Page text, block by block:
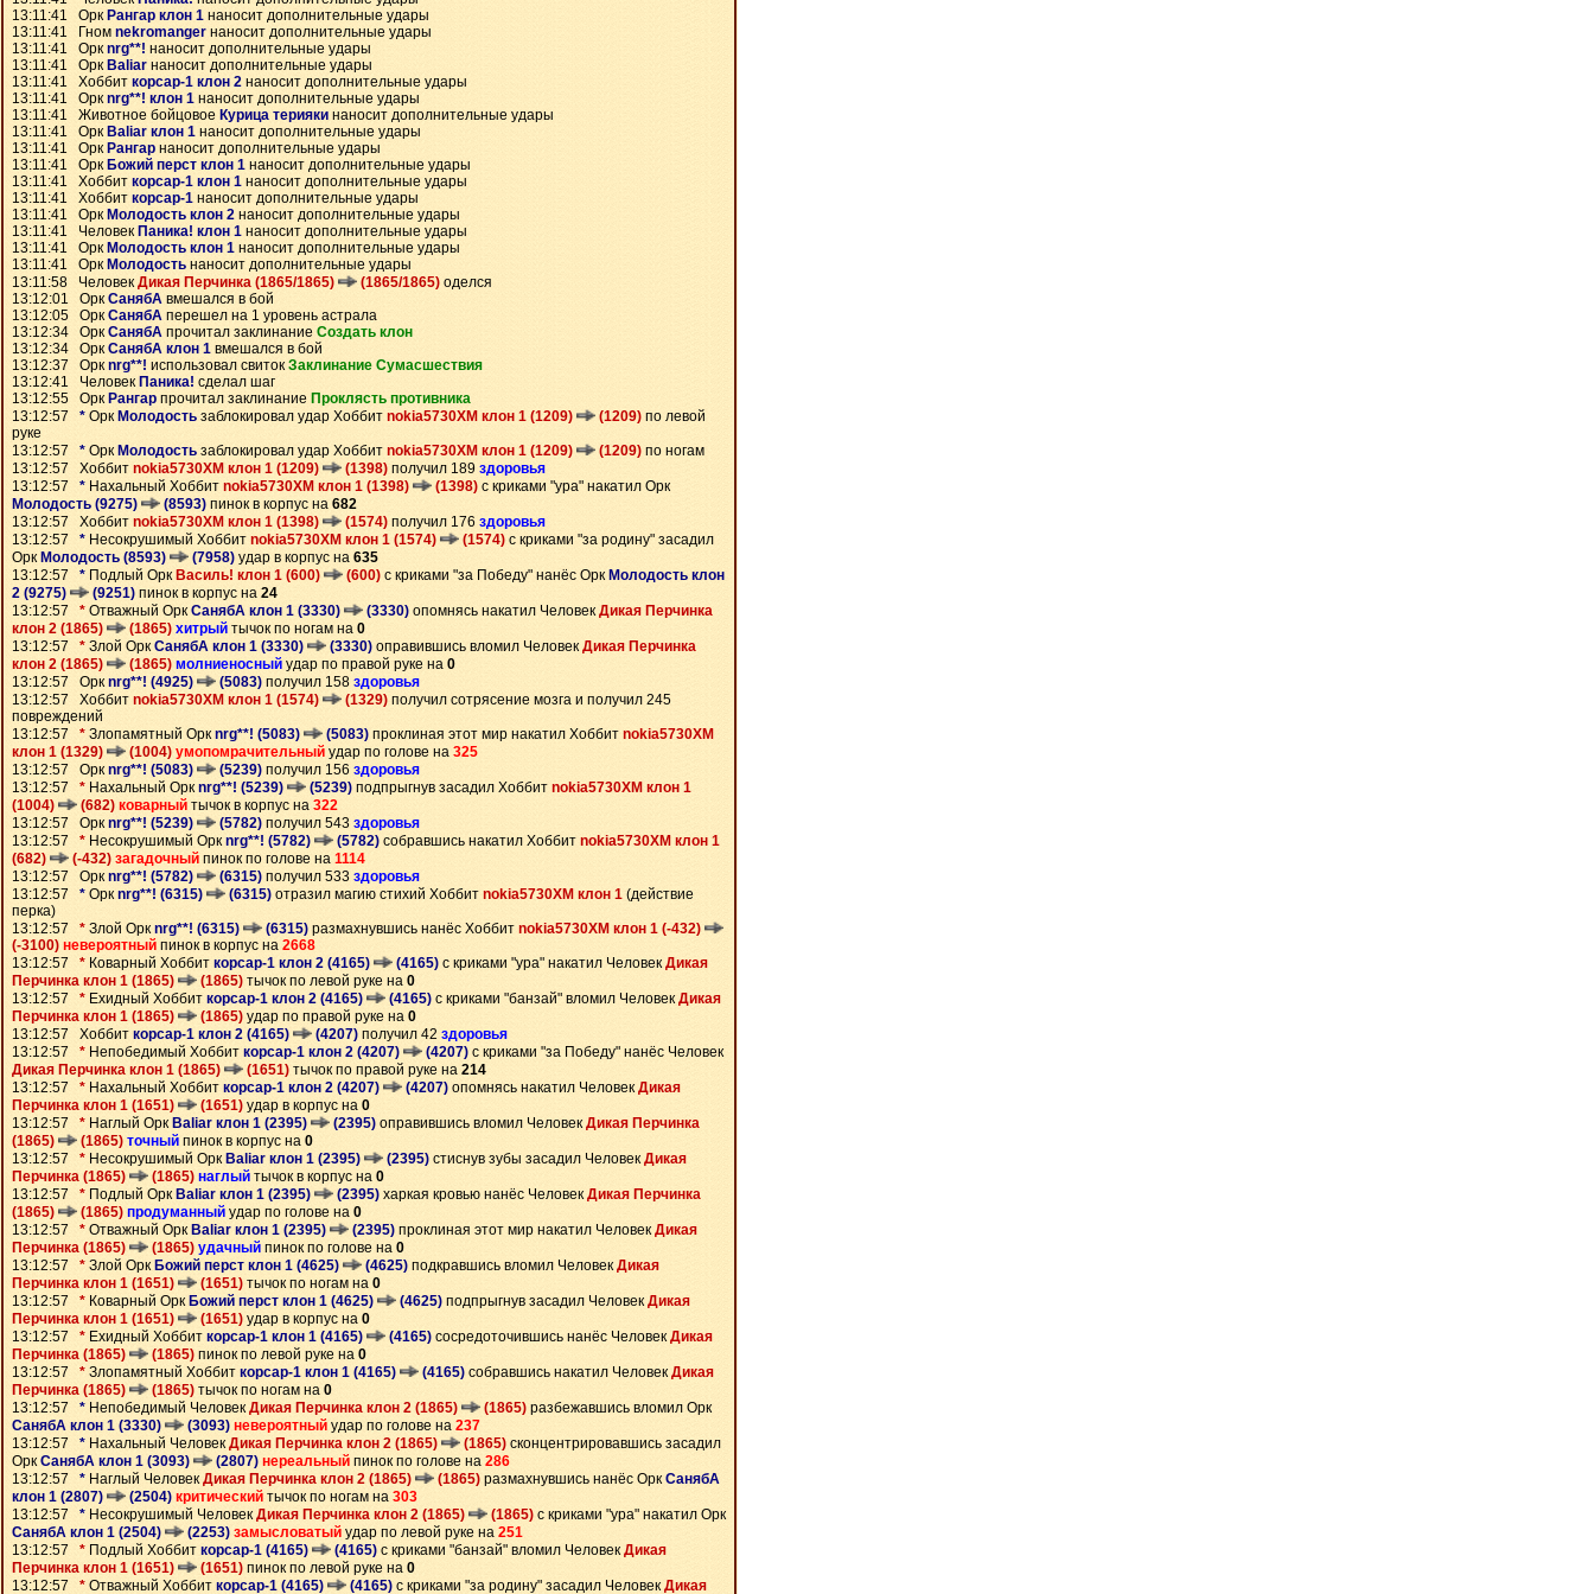
13:11:41 Орк Рангар клон 1 наносит дополнительные удары
13:11:41 Гном nekromanger наносит дополнительные удары
13:11:41 Оркnrg**! наносит дополнительные удары
13:11:41 Орк Baliar наносит дополнительные удары
13:11:41 Хоббит корсар-1 клон 2 наносит дополнительные удары
13:11:41 Оркnrg**! клон 1 наносит дополнительные удары
13:11:41 Животное бойцовое Курица терияки наносит дополнительные удары
13:11:41 Орк Baliar клон 1 наносит дополнительные удары
13:11:41 Орк Рангар наносит дополнительные удары
13:11:41 Орк Божий перст клон 1 наносит дополнительные удары
13:11:41 Хоббит корсар-1 клон 1 наносит дополнительные удары
13:11:41 Хоббит корсар-1 наносит дополнительные удары
13:11:41 Орк Молодость клон 2 наносит дополнительные удары
13:11:41 Человек Паника! клон 1 наносит дополнительные удары
13:11:41 Орк Молодость клон 1 наносит дополнительные удары
13:11:41 Орк Молодость наносит дополнительные удары
13:11:58 ЧеловекДикая Перчинка (1865/1865) (1865/1865) оделся
13:12:01 ОркСанябА вмешался в бой
13:12:05 ОркСанябА перешел на 1 уровень астрала
13:12:34 Орк СанябА прочитал заклинание Создать клон
13:12:34 ОркСанябА клон 1 вмешался в бой
13:12:37 Оркnrg**! использовал свитокЗаклинание Сумаcшествия
13:12:41 Человек Паника! сделал шаг
13:12:55 Орк Рангар прочитал заклинание Проклясть противника
13:12:57 * Орк Молодость заблокировал удар Хоббит nokia5730XM клон 1 (1209) (1209) по левой
руке
13:12:57 * Орк Молодость заблокировал удар Хоббит nokia5730XM клон 1 (1209) (1209) по ногам
13:12:57 Хоббит nokia5730XM клон 1 (1209) (1398) получил 189 здоровья
13:12:57 * Нахальный Хоббит nokia5730XM клон 1 (1398) (1398) с криками "ура" накатил Орк
Молодость (9275)
(8593) пинок в корпус на 682
13:12:57 Хоббит nokia5730XM клон 1 (1398) (1574) получил 176 здоровья
13:12:57 * Несокрушимый Хоббит nokia5730XM клон 1 (1574) (1574) с криками "за родину" засадил
Орк Молодость (8593) (7958) удар в корпус на 635
13:12:57 * Подлый Орк Василь! клон 1 (600) (600) с криками "за Победу" нанёс Орк Молодость клон
2 (9275)
(9251) пинок в корпус на 24
13:12:57 * Отважный Орк СанябА клон 1 (3330) (3330) опомнясь накатил ЧеловекДикая Перчинка
клон 2 (1865)
(1865) хитрый тычок по ногам на 0
13:12:57 * Злой ОркСанябА клон 1 (3330) (3330) оправившись вломил ЧеловекДикая Перчинка
клон 2 (1865)
(1865) молниеносный удар по правой руке на 0
13:12:57 Оркnrg**! (4925) (5083) получил 158 здоровья
13:12:57 Хоббит nokia5730XM клон 1 (1574) (1329) получил сотрясение мозга и получил 245
повреждений
13:12:57 * Злопамятный Оркnrg**! (5083) (5083) проклиная этот мир накатил Хоббит nokia5730XM
клон 1 (1329)
(1004) умопомрачительный удар по голове на 325
13:12:57 Оркnrg**! (5083) (5239) получил 156 здоровья
13:12:57 * Нахальный Оркnrg**! (5239) (5239) подпрыгнув засадил Хоббит nokia5730XM клон 1
(1004)
(682) коварный тычок в корпус на 322
13:12:57 Оркnrg**! (5239) (5782) получил 543 здоровья
13:12:57 * Несокрушимый Оркnrg**! (5782) (5782) собравшись накатил Хоббит nokia5730XM клон 1
(682)
(-432) загадочный пинок по голове на 1114
13:12:57 Оркnrg**! (5782) (6315) получил 533 здоровья
13:12:57 * Орк nrg**! (6315) (6315) отразил магию стихий Хоббит nokia5730XM клон 1 (действие
перка)
13:12:57 * Злой Оркnrg**! (6315) (6315) размахнувшись нанёс Хоббит nokia5730XM клон 1 (-432)
(-3100) невероятный пинок в корпус на 2668
13:12:57 * Коварный Хоббит корсар-1 клон 2 (4165) (4165) с криками "ура" накатил ЧеловекДикая
Перчинка клон 1 (1865)
(1865) тычок по левой руке на 0
13:12:57 * Ехидный Хоббит корсар-1 клон 2 (4165) (4165) с криками "банзай" вломил Человек Дикая
Перчинка клон 1 (1865)
(1865) удар по правой руке на 0
13:12:57 Хоббит корсар-1 клон 2 (4165) (4207) получил 42 здоровья
13:12:57 * Непобедимый Хоббит корсар-1 клон 2 (4207) (4207) с криками "за Победу" нанёс Человек
Дикая Перчинка клон 1 (1865)
(1651) тычок по правой руке на 214
13:12:57 * Нахальный Хоббит корсар-1 клон 2 (4207) (4207) опомнясь накатил ЧеловекДикая
Перчинка клон 1 (1651)
(1651) удар в корпус на 0
13:12:57 * Наглый Орк Baliar клон 1 (2395) (2395) оправившись вломил ЧеловекДикая Перчинка
(1865)
(1865) точный пинок в корпус на 0
13:12:57 * Несокрушимый Орк Baliar клон 1 (2395) (2395) стиснув зубы засадил Человек Дикая
Перчинка (1865)
(1865) наглый тычок в корпус на 0
13:12:57 * Подлый Орк Baliar клон 1 (2395) (2395) харкая кровью нанёс ЧеловекДикая Перчинка
(1865)
(1865) продуманный удар по голове на 0
13:12:57 * Отважный Орк Baliar клон 1 (2395) (2395) проклиная этот мир накатил ЧеловекДикая
Перчинка (1865)
(1865) удачный пинок по голове на 0
13:12:57 * Злой Орк Божий перст клон 1 (4625) (4625) подкравшись вломил Человек Дикая
Перчинка клон 1 (1651)
(1651) тычок по ногам на 0
13:12:57 * Коварный Орк Божий перст клон 1 (4625) (4625) подпрыгнув засадил ЧеловекДикая
Перчинка клон 1 (1651)
(1651) удар в корпус на 0
13:12:57 * Ехидный Хоббит корсар-1 клон 1 (4165) (4165) сосредоточившись нанёс ЧеловекДикая
Перчинка (1865)
(1865) пинок по левой руке на 0
13:12:57 * Злопамятный Хоббит корсар-1 клон 1 (4165) (4165) собравшись накатил Человек Дикая
Перчинка (1865)
(1865) тычок по ногам на 0
13:12:57 * Непобедимый ЧеловекДикая Перчинка клон 2 (1865) (1865) разбежавшись вломил Орк
СанябА клон 1 (3330)
(3093) невероятный удар по голове на 237
13:12:57 * Нахальный ЧеловекДикая Перчинка клон 2 (1865) (1865) сконцентрировавшись засадил
ОркСанябА клон 1 (3093) (2807) нереальный пинок по голове на 286
13:12:57 * Наглый ЧеловекДикая Перчинка клон 2 (1865) (1865) размахнувшись нанёс ОркСанябА
клон 1 (2807)
(2504) критический тычок по ногам на 303
13:12:57 * Несокрушимый ЧеловекДикая Перчинка клон 2 (1865) (1865) с криками "ура" накатил Орк
СанябА клон 1 (2504)
(2253) замысловатый удар по левой руке на 251
13:12:57 * Подлый Хоббит корсар-1 (4165) (4165) с криками "банзай" вломил ЧеловекДикая
Перчинка клон 1 (1651)
(1651) пинок по левой руке на 0
13:12:57 * Отважный Хоббит корсар-1 (4165) (4165) с криками "за родину" засадил Человек Дикая